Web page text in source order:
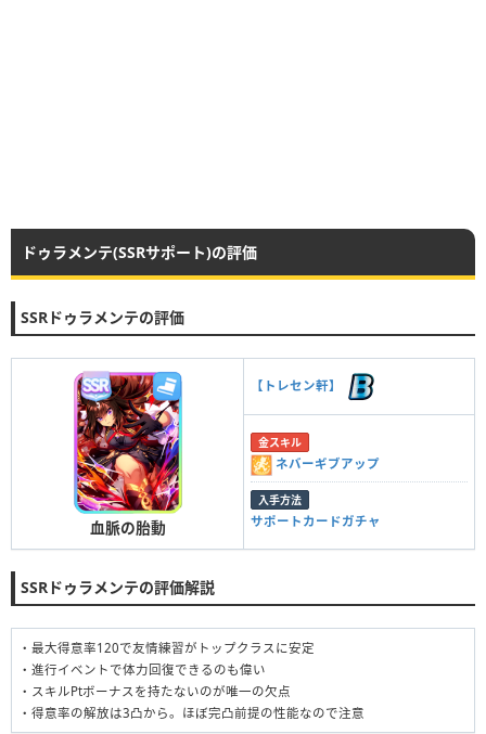
ドゥラメンテ(SSRサポート)の評価
SSRドゥラメンテの評価
血脈の胎動
【トレセン軒】
金スキル
ネバーギブアップ
入手方法
サポートカードガチャ
SSRドゥラメンテの評価解説
・最大得意率120で友情練習がトップクラスに安定
・進行イベントで体力回復できるのも偉い
・スキルPtボーナスを持たないのが唯一の欠点
・得意率の解放は3凸から。ほぼ完凸前提の性能なので注意